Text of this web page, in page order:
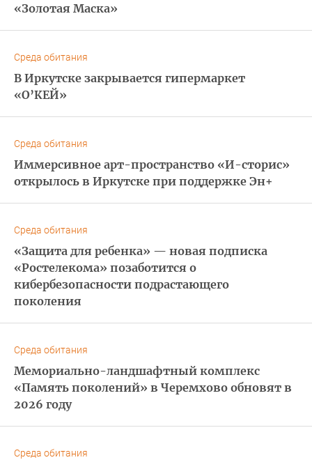
«Золотая Маска»
Среда обитания
В Иркутске закрывается гипермаркет
«О’КЕЙ»
Среда обитания
Иммерсивное арт-пространство «И-сторис»
открылось в Иркутске при поддержке Эн+
Среда обитания
«Защита для ребенка» — новая подписка
«Ростелекома» позаботится о
кибербезопасности подрастающего
поколения
Среда обитания
Мемориально-ландшафтный комплекс
«Память поколений» в Черемхово обновят в
2026 году
Среда обитания